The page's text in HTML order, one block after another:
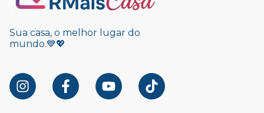
Sua casa, o melhor lugar do
mundo.💙💖